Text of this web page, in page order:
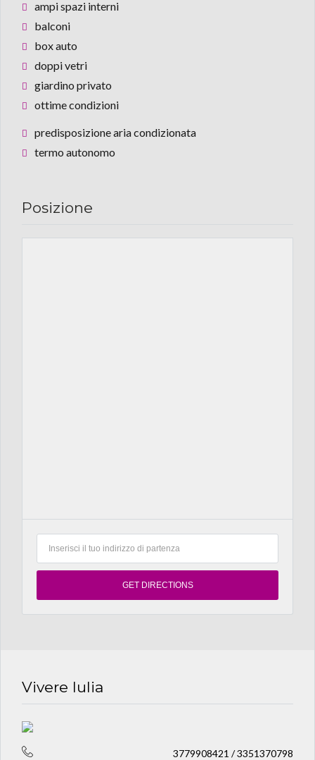
ampi spazi interni
balconi
box auto
doppi vetri
giardino privato
ottime condizioni
predisposizione aria condizionata
termo autonomo
Posizione
Vivere Iulia
3779908421 / 3351370798